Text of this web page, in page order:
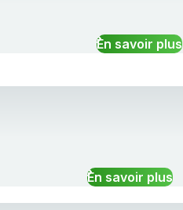
En savoir plus
En savoir plus